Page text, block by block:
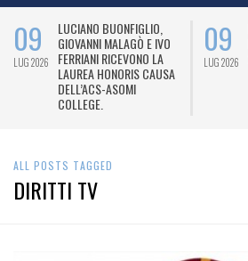
09
LUG 2026
LUCIANO BUONFIGLIO,
GIOVANNI MALAGÒ E IVO
FERRIANI RICEVONO LA
LAUREA HONORIS CAUSA
DELL’ACS-ASOMI
COLLEGE.
09
LUG 2026
ALL POSTS TAGGED
DIRITTI TV